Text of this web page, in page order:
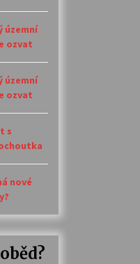
územní
ozvat
územní
ozvat
s
nové